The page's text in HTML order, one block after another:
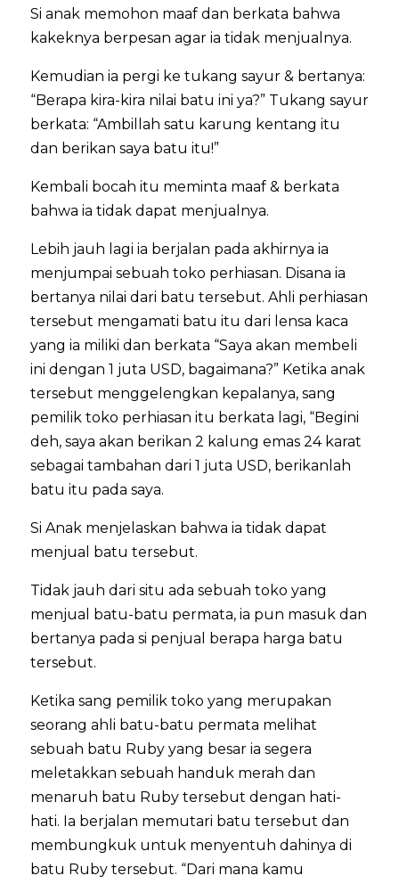
Si anak memohon maaf dan berkata bahwa
kakeknya berpesan agar ia tidak menjualnya.
Kemudian ia pergi ke tukang sayur & bertanya:
“Berapa kira-kira nilai batu ini ya?” Tukang sayur
berkata: “Ambillah satu karung kentang itu
dan berikan saya batu itu!”
Kembali bocah itu meminta maaf & berkata
bahwa ia tidak dapat menjualnya.
Lebih jauh lagi ia berjalan pada akhirnya ia
menjumpai sebuah toko perhiasan. Disana ia
bertanya nilai dari batu tersebut. Ahli perhiasan
tersebut mengamati batu itu dari lensa kaca
yang ia miliki dan berkata “Saya akan membeli
ini dengan 1 juta USD, bagaimana?” Ketika anak
tersebut menggelengkan kepalanya, sang
pemilik toko perhiasan itu berkata lagi, “Begini
deh, saya akan berikan 2 kalung emas 24 karat
sebagai tambahan dari 1 juta USD, berikanlah
batu itu pada saya.
Si Anak menjelaskan bahwa ia tidak dapat
menjual batu tersebut.
Tidak jauh dari situ ada sebuah toko yang
menjual batu-batu permata, ia pun masuk dan
bertanya pada si penjual berapa harga batu
tersebut.
Ketika sang pemilik toko yang merupakan
seorang ahli batu-batu permata melihat
sebuah batu Ruby yang besar ia segera
meletakkan sebuah handuk merah dan
menaruh batu Ruby tersebut dengan hati-
hati. Ia berjalan memutari batu tersebut dan
membungkuk untuk menyentuh dahinya di
batu Ruby tersebut. “Dari mana kamu